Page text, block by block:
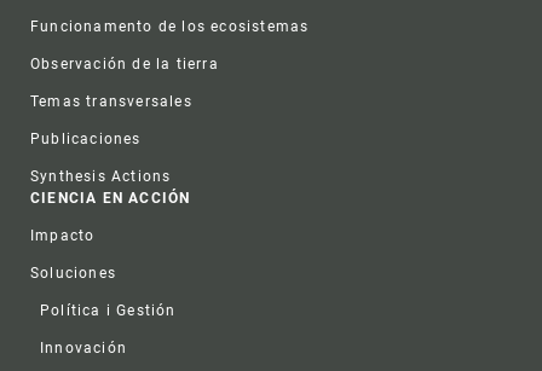
Funcionamento de los ecosistemas
Observación de la tierra
Temas transversales
Publicaciones
Synthesis Actions
CIENCIA EN ACCIÓN
Impacto
Soluciones
Política i Gestión
Innovación